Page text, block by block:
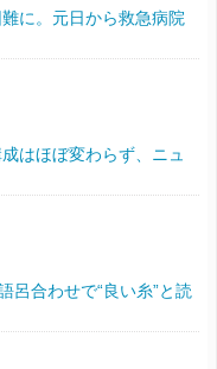
に。元日から救急病院
はほぼ変わらず、ニュ
呂合わせで“良い糸”と読